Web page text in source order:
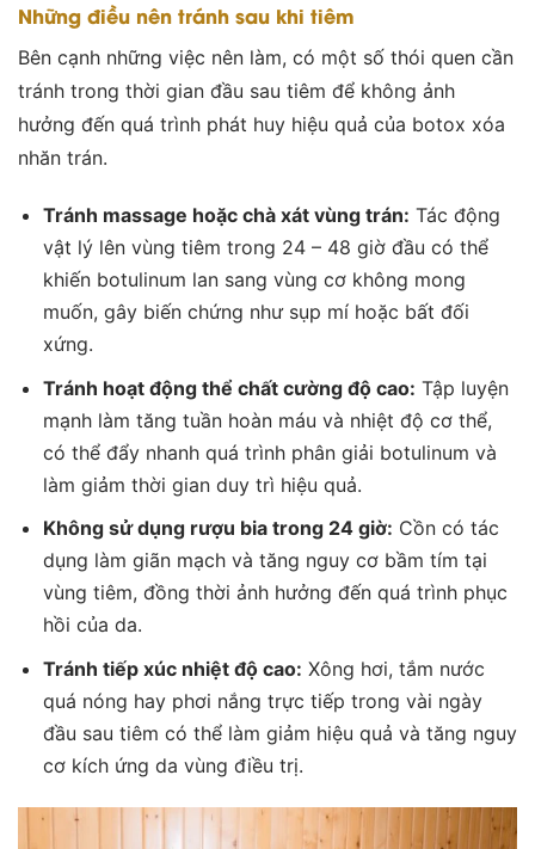
Những điều nên tránh sau khi tiêm
Bên cạnh những việc nên làm, có một số thói quen cần
tránh trong thời gian đầu sau tiêm để không ảnh
hưởng đến quá trình phát huy hiệu quả của botox xóa
nhăn trán.
Tránh massage hoặc chà xát vùng trán: Tác động
vật lý lên vùng tiêm trong 24 – 48 giờ đầu có thể
khiến botulinum lan sang vùng cơ không mong
muốn, gây biến chứng như sụp mí hoặc bất đối
xứng.
Tránh hoạt động thể chất cường độ cao: Tập luyện
mạnh làm tăng tuần hoàn máu và nhiệt độ cơ thể,
có thể đẩy nhanh quá trình phân giải botulinum và
làm giảm thời gian duy trì hiệu quả.
Không sử dụng rượu bia trong 24 giờ: Cồn có tác
dụng làm giãn mạch và tăng nguy cơ bầm tím tại
vùng tiêm, đồng thời ảnh hưởng đến quá trình phục
hồi của da.
Tránh tiếp xúc nhiệt độ cao: Xông hơi, tắm nước
quá nóng hay phơi nắng trực tiếp trong vài ngày
đầu sau tiêm có thể làm giảm hiệu quả và tăng nguy
cơ kích ứng da vùng điều trị.